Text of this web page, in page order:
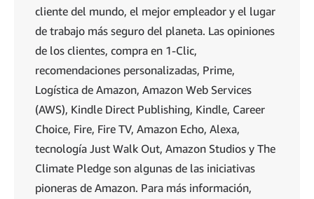
cliente del mundo, el mejor empleador y el lugar
de trabajo más seguro del planeta. Las opiniones
de los clientes, compra en 1-Clic,
recomendaciones personalizadas, Prime,
Logística de Amazon, Amazon Web Services
(AWS), Kindle Direct Publishing, Kindle, Career
Choice, Fire, Fire TV, Amazon Echo, Alexa,
tecnología Just Walk Out, Amazon Studios y The
Climate Pledge son algunas de las iniciativas
pioneras de Amazon. Para más información,